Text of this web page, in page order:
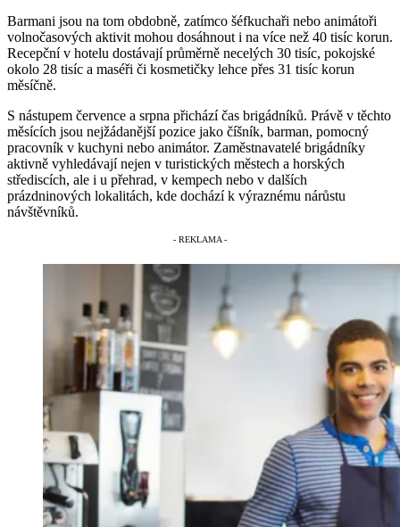
Barmani jsou na tom obdobně, zatímco šéfkuchaři nebo animátoři
volnočasových aktivit mohou dosáhnout i na více než 40 tisíc korun.
Recepční v hotelu dostávají průměrně necelých 30 tisíc, pokojské
okolo 28 tisíc a maséři či kosmetičky lehce přes 31 tisíc korun
měsíčně.
S nástupem července a srpna přichází čas brigádníků. Právě v těchto
měsících jsou nejžádanější pozice jako číšník, barman, pomocný
pracovník v kuchyni nebo animátor. Zaměstnavatelé brigádníky
aktivně vyhledávají nejen v turistických městech a horských
střediscích, ale i u přehrad, v kempech nebo v dalších
prázdninových lokalitách, kde dochází k výraznému nárůstu
návštěvníků.